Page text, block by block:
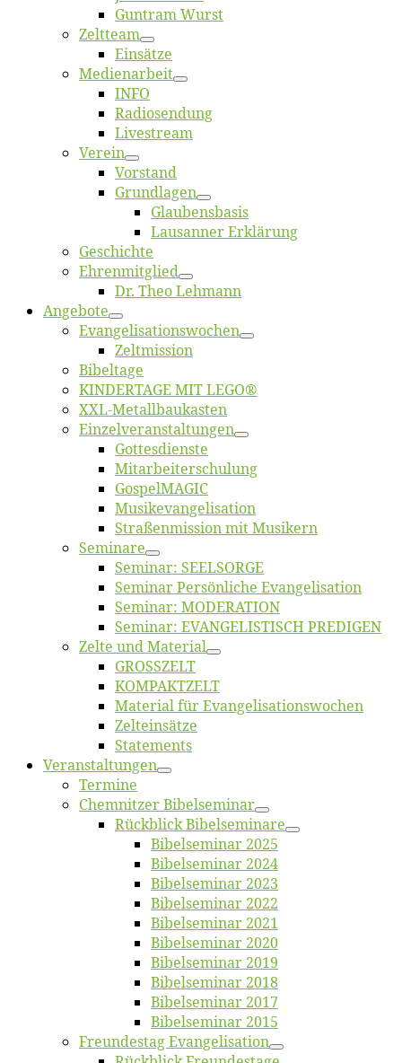
Gun­tram Wurst
Zelt­team
Ein­sät­ze
Me­di­en­ar­beit
INFO
Ra­dio­sen­dung
Live­stream
Ver­ein
Vor­stand
Grund­la­gen
Glaubens­ba­sis
Lausan­ner Erklärung
Ge­schich­te
Eh­ren­mit­glied
Dr. Theo Lehmann
An­ge­bo­te
Evangelisa­tions­wo­chen
Zelt­mis­si­on
Bi­bel­ta­ge
KINDERTAGE MIT LEGO®
XXL-Me­­tal­l­­bau­­kas­­ten
Einzelver­an­stal­tungen
Got­tes­diens­te
Mitarbeiter­schulung
Gos­pel­MA­GIC
Musikevan­ge­li­sa­tion
Straßenmis­sion mit Musikern
Se­mi­na­re
Se­mi­nar: SEELSORGE
Se­mi­nar Per­sön­li­che Evangelisation
Se­mi­nar: MODERATION
Se­mi­nar: EVANGELISTISCH PREDIGEN
Zel­te und Material
GROSSZELT
KOMPAKTZELT
Ma­te­ri­al für Evangelisationswochen
Zelt­ein­sät­ze
State­ments
Ver­an­stal­tun­gen
Ter­mi­ne
Chemnit­zer Bibelseminar
Rück­blick Bibelseminare
Bi­bel­se­mi­nar 2025
Bi­bel­se­mi­nar 2024
Bi­bel­se­mi­nar 2023
Bi­bel­se­mi­nar 2022
Bi­bel­se­mi­nar 2021
Bi­bel­se­mi­nar 2020
Bi­bel­se­mi­nar 2019
Bi­bel­se­mi­nar 2018
Bibelsemi­nar 2017
Bibelsemi­nar 2015
Freun­des­tag Evangelisation